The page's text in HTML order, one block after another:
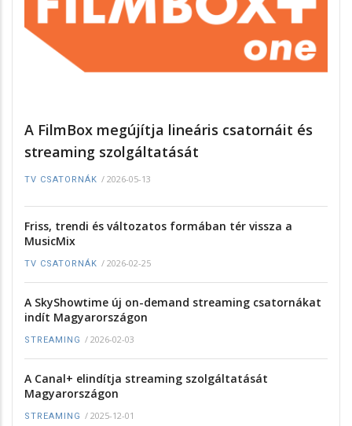
A FilmBox megújítja lineáris csatornáit és
streaming szolgáltatását
TV CSATORNÁK / 2026-05-13
Friss, trendi és változatos formában tér vissza a
MusicMix
TV CSATORNÁK / 2026-02-25
A SkyShowtime új on-demand streaming csatornákat
indít Magyarországon
STREAMING / 2026-02-03
A Canal+ elindítja streaming szolgáltatását
Magyarországon
STREAMING / 2025-12-01